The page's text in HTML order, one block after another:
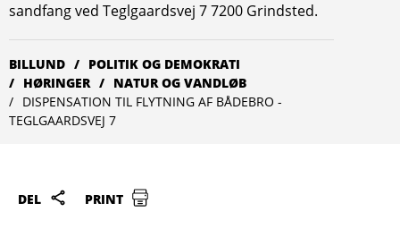
sandfang ved Teglgaardsvej 7 7200 Grindsted.
BILLUND
POLITIK OG DEMOKRATI
HØRINGER
NATUR OG VANDLØB
DISPENSATION TIL FLYTNING AF BÅDEBRO -
TEGLGAARDSVEJ 7
DEL PRINT